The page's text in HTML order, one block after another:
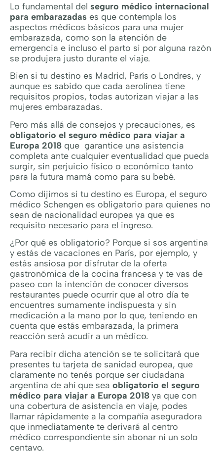
Lo fundamental del seguro médico internacional
para embarazadas es que contempla los
aspectos médicos básicos para una mujer
embarazada, como son la atención de
emergencia e incluso el parto si por alguna razón
se produjera justo durante el viaje.
Bien si tu destino es Madrid, París o Londres, y
aunque es sabido que cada aerolínea tiene
requisitos propios, todas autorizan viajar a las
mujeres embarazadas.
Pero más allá de consejos y precauciones, es
obligatorio el seguro médico para viajar a
Europa 2018 que garantice una asistencia
completa ante cualquier eventualidad que pueda
surgir, sin perjuicio físico o económico tanto
para la futura mamá como para su bebé.
Como dijimos si tu destino es Europa, el seguro
médico Schengen es obligatorio para quienes no
sean de nacionalidad europea ya que es
requisito necesario para el ingreso.
¿Por qué es obligatorio? Porque si sos argentina
y estás de vacaciones en París, por ejemplo, y
estás ansiosa por disfrutar de la oferta
gastronómica de la cocina francesa y te vas de
paseo con la intención de conocer diversos
restaurantes puede ocurrir que al otro día te
encuentres sumamente indispuesta y sin
medicación a la mano por lo que, teniendo en
cuenta que estás embarazada, la primera
reacción será acudir a un médico.
Para recibir dicha atención se te solicitará que
presentes tu tarjeta de sanidad europea, que
claramente no tenés porque ser ciudadana
argentina de ahí que sea obligatorio el seguro
médico para viajar a Europa 2018 ya que con
una cobertura de asistencia en viaje, podes
llamar rápidamente a la compañía aseguradora
que inmediatamente te derivará al centro
médico correspondiente sin abonar ni un solo
centavo.